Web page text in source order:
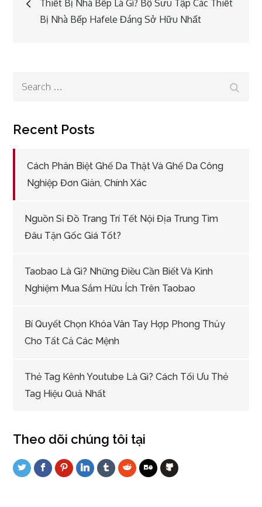
navigation
Thiết Bị Nhà Bếp Là Gì? Bộ Sưu Tập Các Thiết
Bị Nhà Bếp Hafele Đáng Sở Hữu Nhất
Search
Recent Posts
Cách Phân Biệt Ghế Da Thật Và Ghế Da Công
Nghiệp Đơn Giản, Chính Xác
Nguồn Sỉ Đồ Trang Trí Tết Nội Địa Trung Tìm
Đâu Tận Gốc Giá Tốt?
Taobao Là Gì? Những Điều Cần Biết Và Kinh
Nghiệm Mua Sắm Hữu Ích Trên Taobao
Bí Quyết Chọn Khóa Vân Tay Hợp Phong Thủy
Cho Tất Cả Các Mệnh
Thẻ Tag Kênh Youtube Là Gì? Cách Tối Ưu Thẻ
Tag Hiệu Quả Nhất
Theo dõi chúng tôi tại